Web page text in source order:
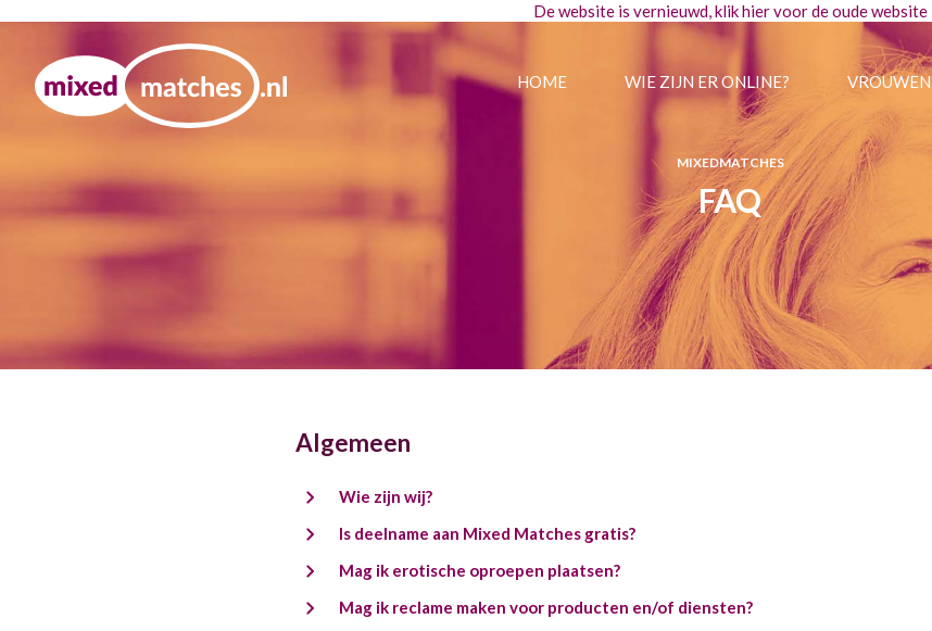
De website is vernieuwd, klikhiervoor de oude website
HOME WIE ZIJN ER ONLINE? VROUWEN
MIXEDMATCHES
FAQ
Algemeen
Wie zijn wij?
Is deelname aan Mixed Matches gratis?
Mag ik erotische oproepen plaatsen?
Mag ik reclame maken voor producten en/of diensten?